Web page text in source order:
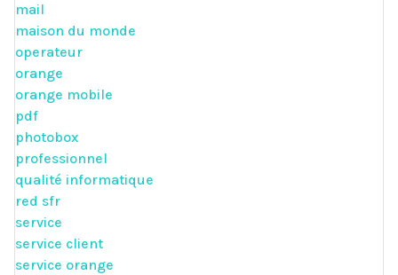
mail
maison du monde
operateur
orange
orange mobile
pdf
photobox
professionnel
qualité informatique
red sfr
service
service client
service orange